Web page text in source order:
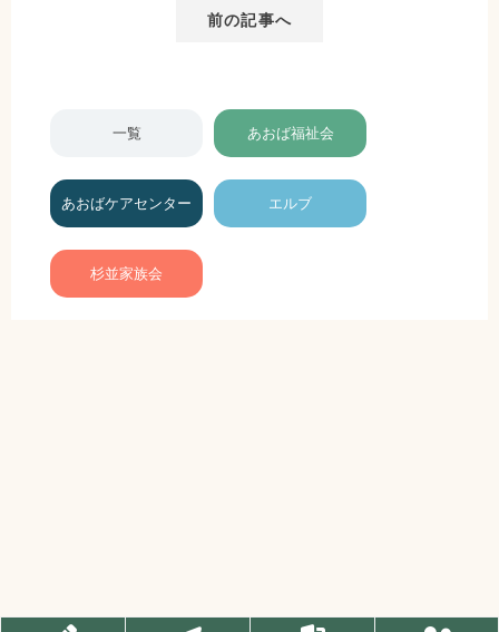
前の記事へ
一覧 あおば福祉会
あおばケアセンター エルブ
杉並家族会